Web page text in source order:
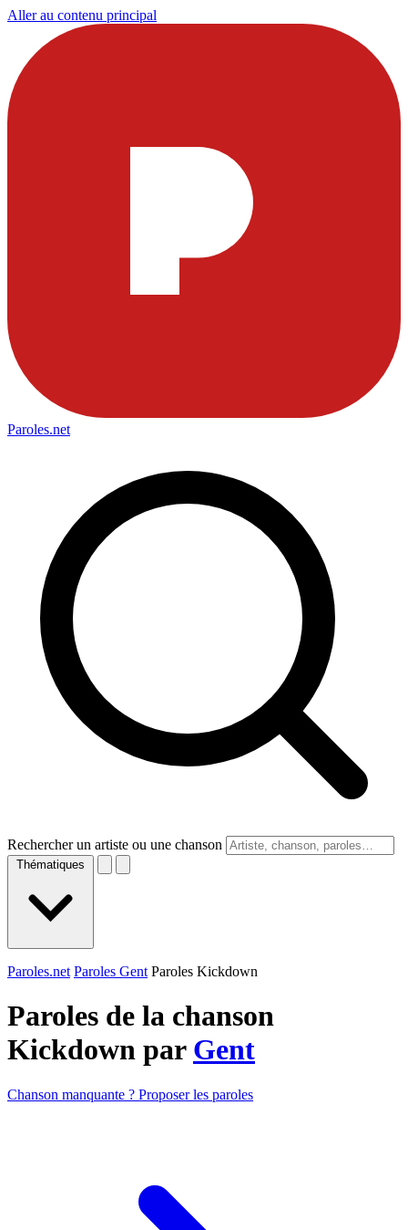
Aller au contenu principal
Paroles.net
Rechercher un artiste ou une chanson
Thématiques
Paroles.net Paroles Gent Paroles Kickdown
Paroles de la chanson
Kickdown par Gent
Chanson manquante ? Proposer les paroles